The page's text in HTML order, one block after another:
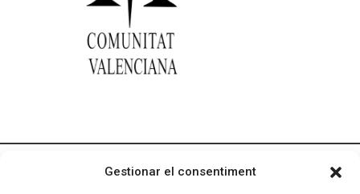
Gestionar el consentiment